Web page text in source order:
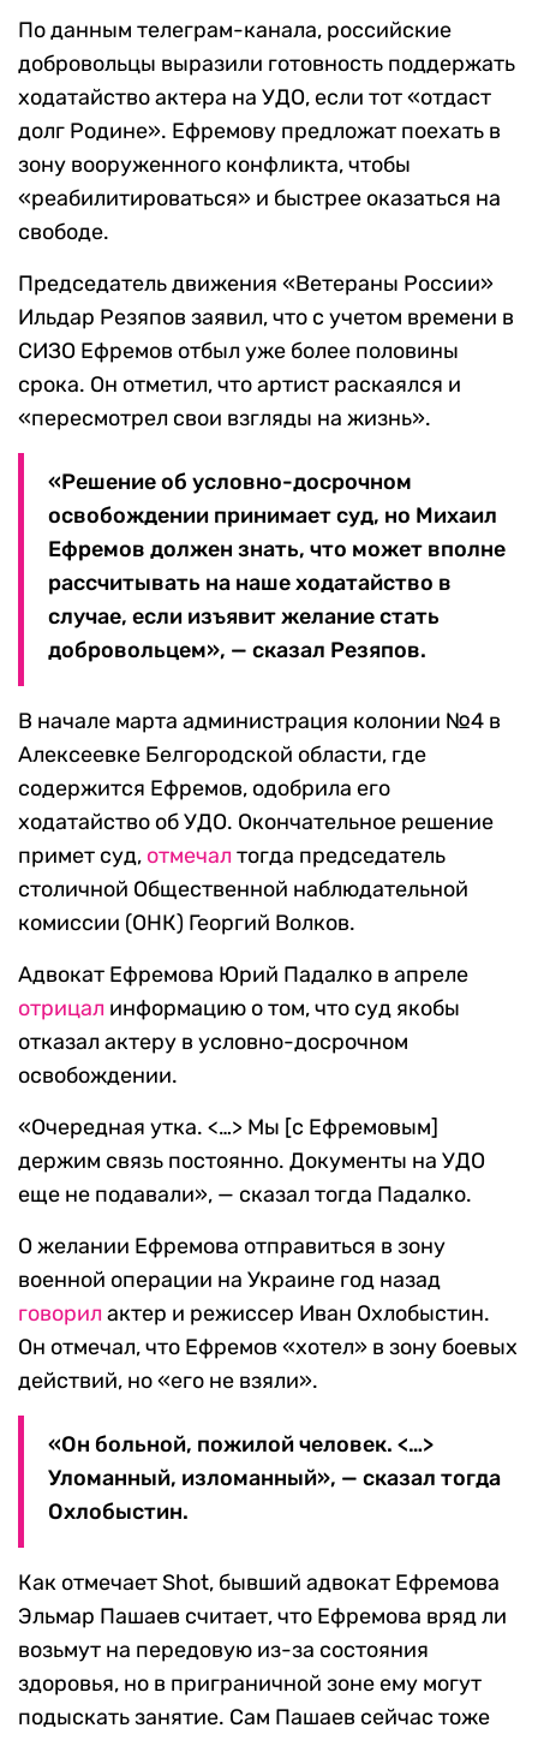
По данным телеграм-канала, российские
добровольцы выразили готовность поддержать
ходатайство актера на УДО, если тот «отдаст
долг Родине». Ефремову предложат поехать в
зону вооруженного конфликта, чтобы
«реабилитироваться» и быстрее оказаться на
свободе.
Председатель движения «Ветераны России»
Ильдар Резяпов заявил, что с учетом времени в
СИЗО Ефремов отбыл уже более половины
срока. Он отметил, что артист раскаялся и
«пересмотрел свои взгляды на жизнь».
«Решение об условно-досрочном
освобождении принимает суд, но Михаил
Ефремов должен знать, что может вполне
рассчитывать на наше ходатайство в
случае, если изъявит желание стать
добровольцем», — сказал Резяпов.
В начале марта администрация колонии №4 в
Алексеевке Белгородской области, где
содержится Ефремов, одобрила его
ходатайство об УДО. Окончательное решение
примет суд, отмечал тогда председатель
столичной Общественной наблюдательной
комиссии (ОНК) Георгий Волков.
Адвокат Ефремова Юрий Падалко в апреле
отрицал информацию о том, что суд якобы
отказал актеру в условно-досрочном
освобождении.
«Очередная утка. <…> Мы [с Ефремовым]
держим связь постоянно. Документы на УДО
еще не подавали», — сказал тогда Падалко.
О желании Ефремова отправиться в зону
военной операции на Украине год назад
говорил актер и режиссер Иван Охлобыстин.
Он отмечал, что Ефремов «хотел» в зону боевых
действий, но «его не взяли».
«Он больной, пожилой человек. <…>
Уломанный, изломанный», — сказал тогда
Охлобыстин.
Как отмечает Shot, бывший адвокат Ефремова
Эльмар Пашаев считает, что Ефремова вряд ли
возьмут на передовую из-за состояния
здоровья, но в приграничной зоне ему могут
подыскать занятие. Сам Пашаев сейчас тоже